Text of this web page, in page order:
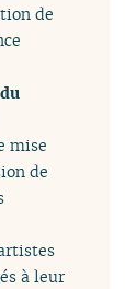
de
mise
de
à leur